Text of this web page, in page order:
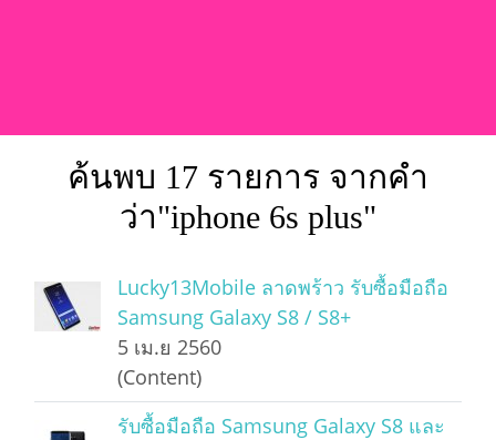
ค้นพบ 17 รายการ จากคำ
ว่า"iphone 6s plus"
Lucky13Mobile ลาดพร้าว รับซื้อมือถือ
Samsung Galaxy S8 / S8+
5 เม.ย 2560
(Content)
รับซื้อมือถือ Samsung Galaxy S8 และ